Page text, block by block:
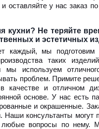
оставляйте у нас заказ
кухни? Не теряйте
и эстетичных
каждый, мы подготовим
таких
и мы используем
проблем. Примите
качестве и отличном
основе. У нас есть
и окрашенные.
Наши консультанты
любые вопросы по